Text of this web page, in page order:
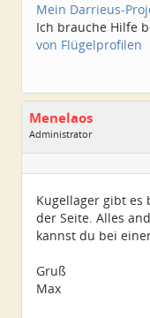
Mein Darrieus-
Ich brauche Hilfe
von Flügelprofilen
Menelaos
Administrator
Geschlecht:
Alter:
40
Dabei seit:
04 / 2007
Kugellager gibt es
der Seite. Alles
kannst du bei
Gruß
Max